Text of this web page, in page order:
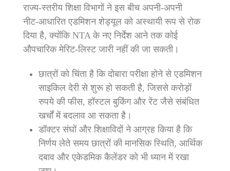
राज्य‑स्तरीय शिक्षा विभागों ने इस बीच अपनी‑अपनी
नीट‑आधारित एडमिशन शेड्यूल को अस्थायी रूप से रोक
दिया है, क्योंकि NTA के नए निर्देश आने तक कोई
औपचारिक मेरिट‑लिस्ट जारी नहीं की जा सकती।
छात्रों को चिंता है कि दोबारा परीक्षा होने से एडमिशन
साइकिल देरी से शुरू हो सकती है, जिससे करोड़ों
रुपये की फीस, हॉस्टल बुकिंग और रेंट जैसे संबंधित
खर्चों में बदलाव आ सकता है।
डॉक्टर संघों और शिक्षाविदों ने आग्रह किया है कि
निर्णय लेते समय छात्रों की मानसिक स्थिति, आर्थिक
दबाव और एकेडमिक कैलेंडर को भी ध्यान में रखा